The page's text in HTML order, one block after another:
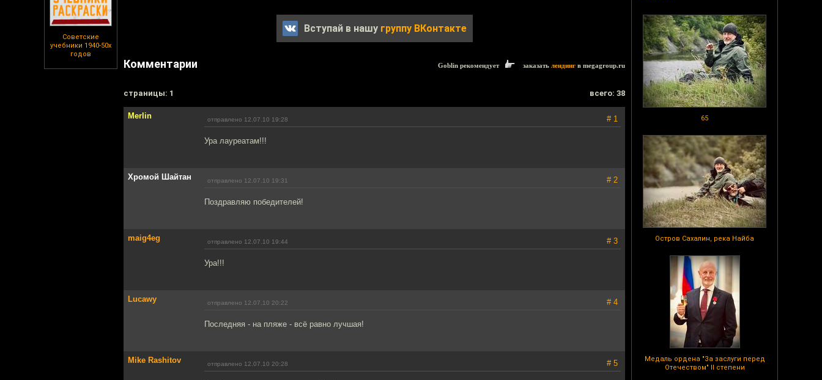
Советские
учебники 1940-50х
годов
65
Остров Сахалин, река Найба
Медаль ордена "За заслуги перед
Отечеством" II степени
Вступай в нашу группу ВКонтакте
Комментарии Goblin рекомендует заказать лендинг в megagroup.ru
cтраницы: 1 всего: 38
Merlin отправлено 12.07.10 19:28 # 1
Ура лауреатам!!!
Хромой Шайтан отправлено 12.07.10 19:31 # 2
Поздравляю победителей!
maig4eg отправлено 12.07.10 19:44 # 3
Ура!!!
Lucawy отправлено 12.07.10 20:22 # 4
Последняя - на пляже - всё равно лучшая!
Mike Rashitov отправлено 12.07.10 20:28 # 5